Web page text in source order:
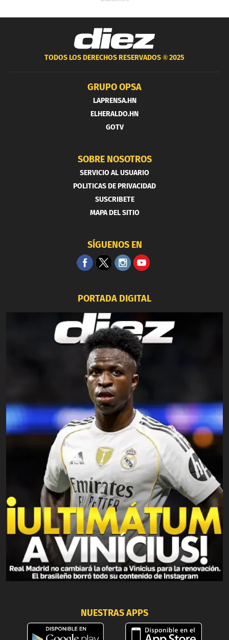
TODOS LOS DERECHOS RESERVADOS ®2025
GRUPO OPSA
LAPRENSA.HN
ELHERALDO.HN
GOTV
SOBRE NOSOTROS
SERVICIO AL USUARIO
POLITICAS DE PRIVACIDAD
SUSCRIBETE
MAPA DEL SITIO
SÍGUENOS EN
PORTADA DIGITAL
NUESTRAS APPS